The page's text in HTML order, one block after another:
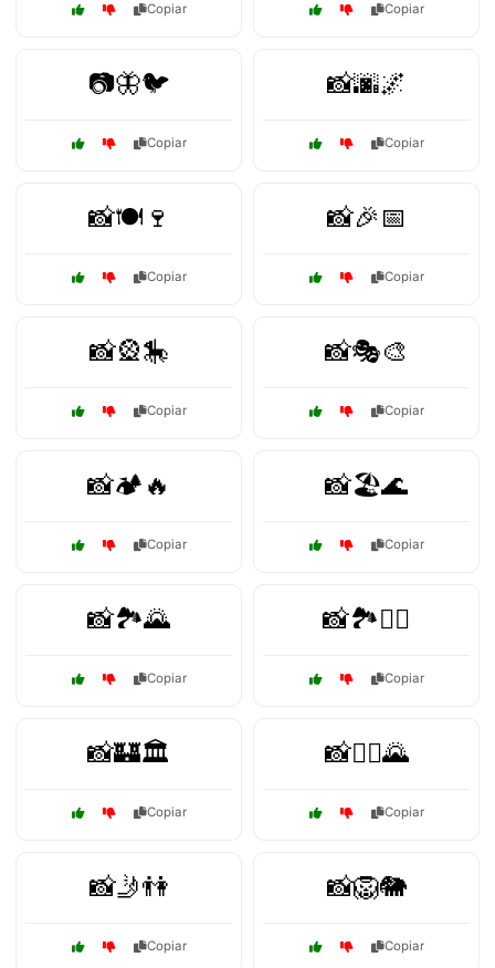
Copiar Copiar
📷🦋🐦
Copiar
📸🌆🌌
Copiar
📸🍽️🍷
Copiar
📸🎉📅
Copiar
📸🎡🎠
Copiar
📸🎭🎨
Copiar
📸🏕️🔥
Copiar
📸🏖️🌊
Copiar
📸🏞️🌄
Copiar
📸🏞️🚣‍♂️
Copiar
📸🏰🏛️
Copiar
📸🚴‍♀️🌄
Copiar
📸🤳👫
Copiar
📸🦁🐘
Copiar